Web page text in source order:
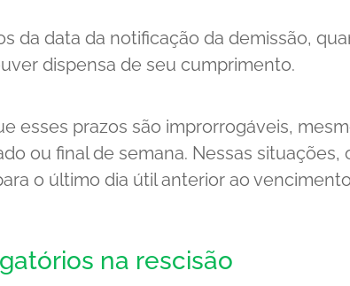
da data da notificação da demissão,
dispensa de seu cumprimento.
esses prazos são improrrogáveis,
ou final de semana. Nessas situações,
o último dia útil anterior ao
na rescisão